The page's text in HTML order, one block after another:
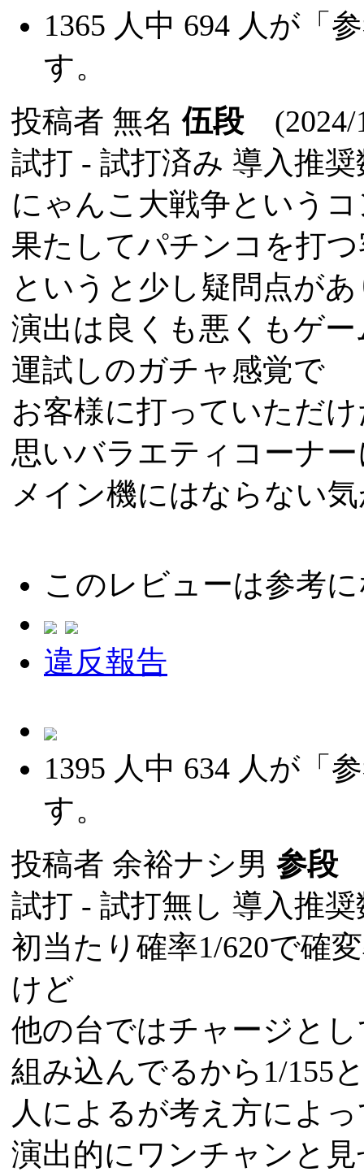
1365 人中 694 人が「
す。
投稿者 無名 伍段 (2024/
試打 - 試打済み 導入推
にゃんこ大戦争という
果たしてパチンコを打
というと少し疑問点が
演出は良くも悪くもゲ
運試しのガチャ感覚で
お客様に打っていただ
思いバラエティコーナ
メイン機にはならない
このレビューは参考
違反報告
1395 人中 634 人が「
す。
投稿者 余裕ナシ男 参段
試打 - 試打無し 導入推
初当たり確率1/620で確
けど
他の台ではチャージと
組み込んでるから1/155
人によるが考え方によ
演出的にワンチャンと